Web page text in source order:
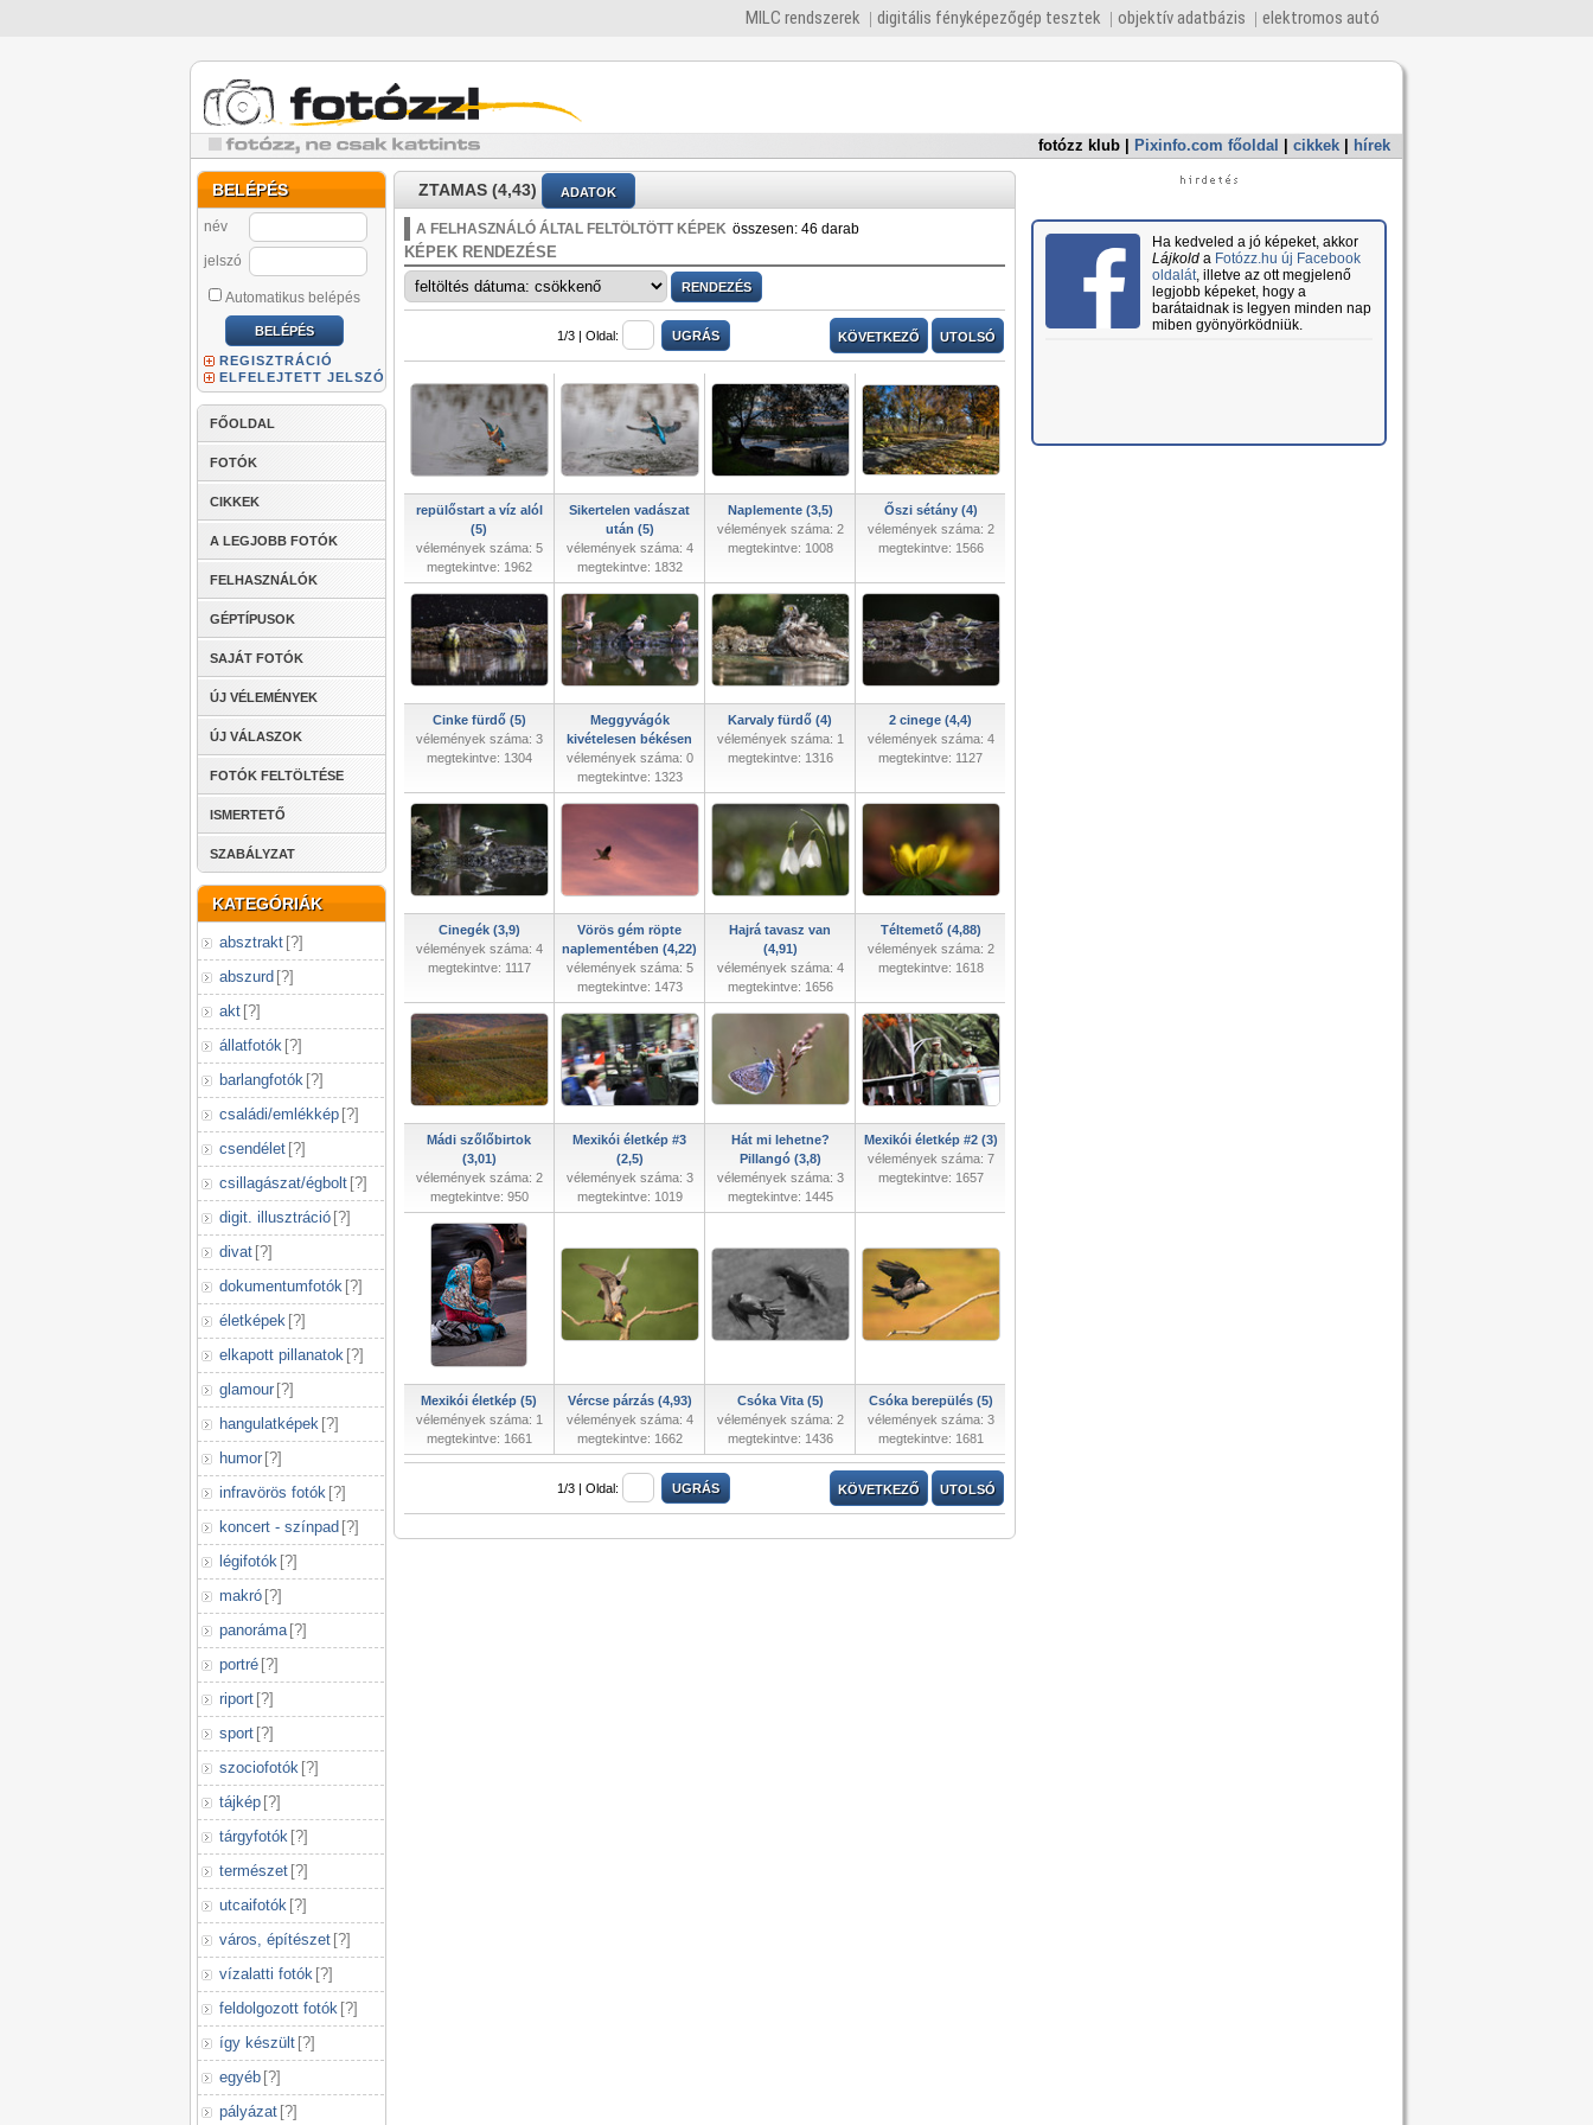
MILC rendszerek digitális fényképezőgép tesztek objektív adatbázis elektromos autó
fotózz klub Pixinfo.com főoldal cikkek hírek
BELÉPÉS
név
jelszó
Automatikus belépés
REGISZTRÁCIÓ
ELFELEJTETT JELSZÓ
FŐOLDAL
FOTÓK
CIKKEK
A LEGJOBB FOTÓK
FELHASZNÁLÓK
GÉPTÍPUSOK
SAJÁT FOTÓK
ÚJ VÉLEMÉNYEK
ÚJ VÁLASZOK
FOTÓK FELTÖLTÉSE
ISMERTETŐ
SZABÁLYZAT
KATEGÓRIÁK
absztrakt [?]
abszurd [?]
akt [?]
állatfotók [?]
barlangfotók [?]
családi/emlékkép [?]
csendélet [?]
csillagászat/égbolt [?]
digit. illusztráció [?]
divat [?]
dokumentumfotók [?]
életképek [?]
elkapott pillanatok [?]
glamour [?]
hangulatképek [?]
humor [?]
infravörös fotók [?]
koncert - színpad [?]
légifotók [?]
makró [?]
panoráma [?]
portré [?]
riport [?]
sport [?]
szociofotók [?]
tájkép [?]
tárgyfotók [?]
természet [?]
utcaifotók [?]
város, építészet [?]
vízalatti fotók [?]
feldolgozott fotók [?]
így készült [?]
egyéb [?]
pályázat [?]
ZTAMAS (4,43) ADATOK
A FELHASZNÁLÓ ÁLTAL FELTÖLTÖTT KÉPEK összesen: 46 darab
KÉPEK RENDEZÉSE
1/3 | Oldal: KÖVETKEZŐ UTOLSÓ
repülőstart a víz alól
(5)
vélemények száma: 5
megtekintve: 1962
Sikertelen vadászat
után (5)
vélemények száma: 4
megtekintve: 1832
Naplemente (3,5)
vélemények száma: 2
megtekintve: 1008
Őszi sétány (4)
vélemények száma: 2
megtekintve: 1566
Cinke fürdő (5)
vélemények száma: 3
megtekintve: 1304
Meggyvágók
kivételesen békésen
vélemények száma: 0
megtekintve: 1323
Karvaly fürdő (4)
vélemények száma: 1
megtekintve: 1316
2 cinege (4,4)
vélemények száma: 4
megtekintve: 1127
Cinegék (3,9)
vélemények száma: 4
megtekintve: 1117
Vörös gém röpte
naplementében (4,22)
vélemények száma: 5
megtekintve: 1473
Hajrá tavasz van
(4,91)
vélemények száma: 4
megtekintve: 1656
Téltemető (4,88)
vélemények száma: 2
megtekintve: 1618
Mádi szőlőbirtok
(3,01)
vélemények száma: 2
megtekintve: 950
Mexikói életkép #3
(2,5)
vélemények száma: 3
megtekintve: 1019
Hát mi lehetne?
Pillangó (3,8)
vélemények száma: 3
megtekintve: 1445
Mexikói életkép #2 (3)
vélemények száma: 7
megtekintve: 1657
Mexikói életkép (5)
vélemények száma: 1
megtekintve: 1661
Vércse párzás (4,93)
vélemények száma: 4
megtekintve: 1662
Csóka Vita (5)
vélemények száma: 2
megtekintve: 1436
Csóka berepülés (5)
vélemények száma: 3
megtekintve: 1681
1/3 | Oldal: KÖVETKEZŐ UTOLSÓ
Ha kedveled a jó képeket, akkor
Lájkolda Fotózz.hu új Facebook
oldalát, illetve az ott megjelenő
legjobb képeket, hogy a
barátaidnak is legyen minden nap
miben gyönyörködniük.